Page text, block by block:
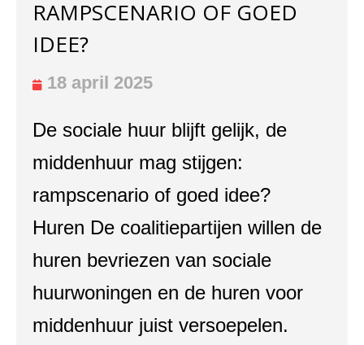
RAMPSCENARIO OF GOED
IDEE?
18 april 2025
De sociale huur blijft gelijk, de
middenhuur mag stijgen:
rampscenario of goed idee?
Huren De coalitiepartijen willen de
huren bevriezen van sociale
huurwoningen en de huren voor
middenhuur juist versoepelen.